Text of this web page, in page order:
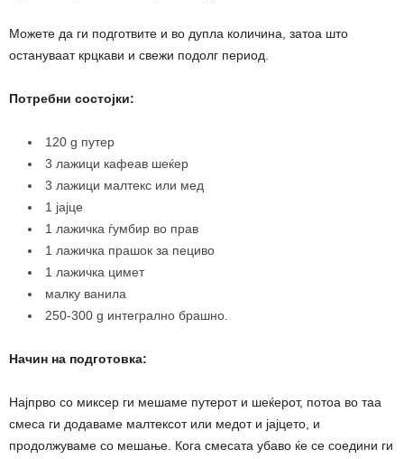
Можете да ги подготвите и во дупла количина, затоа што
остануваат крцкави и свежи подолг период.
Потребни состојки:
120 g путер
3 лажици кафеав шеќер
3 лажици малтекс или мед
1 јајце
1 лажичка ѓумбир во прав
1 лажичка прашок за пециво
1 лажичка цимет
малку ванила
250-300 g интегрално брашно.
Начин на подготовка:
Најпрво со миксер ги мешаме путерот и шеќерот, потоа во таа
смеса ги додаваме малтексот или медот и јајцето, и
продолжуваме со мешање. Кога смесата убаво ќе се соедини ги